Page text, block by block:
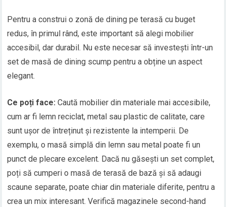
Pentru a construi o zonă de dining pe terasă cu buget
redus, în primul rând, este important să alegi mobilier
accesibil, dar durabil. Nu este necesar să investești într-un
set de masă de dining scump pentru a obține un aspect
elegant.
Ce poți face: Caută mobilier din materiale mai accesibile,
cum ar fi lemn reciclat, metal sau plastic de calitate, care
sunt ușor de întreținut și rezistente la intemperii. De
exemplu, o masă simplă din lemn sau metal poate fi un
punct de plecare excelent. Dacă nu găsești un set complet,
poți să cumperi o masă de terasă de bază și să adaugi
scaune separate, poate chiar din materiale diferite, pentru a
crea un mix interesant. Verifică magazinele second-hand